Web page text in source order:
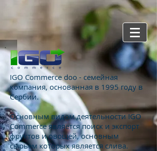
IGO Commerce doo - семейная
компания, основанная в 1995 году в
Сербии.
Основным видом деятельности IGO
Commerce является поиск и экспорт
фруктов и овощей, основным
сырьем которых является слива.